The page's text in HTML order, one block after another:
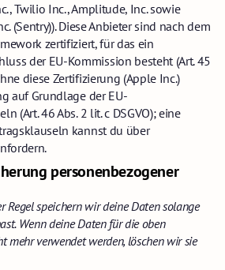
Twilio Inc., Amplitude, Inc. sowie
(Sentry)). Diese Anbieter sind nach dem
zertifiziert, für das ein
der EU-Kommission besteht (Art. 45
diese Zertifizierung (Apple Inc.)
auf Grundlage der EU-
(Art. 46 Abs. 2 lit. c DSGVO); eine
kannst du über
personenbezogener
Regel speichern wir deine Daten solange
Wenn deine Daten für die oben
mehr verwendet werden, löschen wir sie